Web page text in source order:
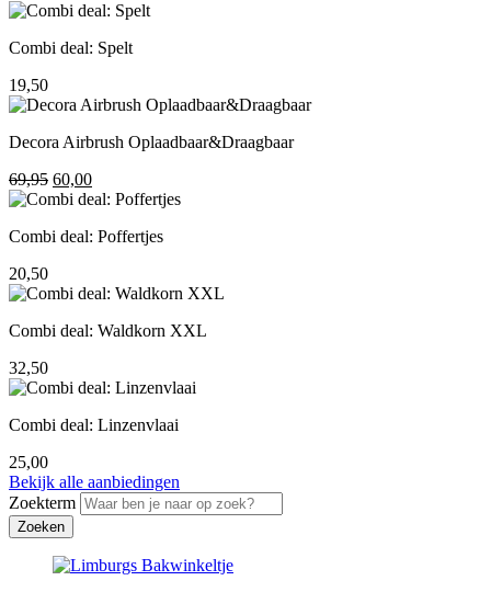
prijs
195,00.
prijs
155,00.
Combi deal: Spelt
19,50
Decora Airbrush Oplaadbaar&Draagbaar
69,95 Oorspronkelijke
prijs
69,95.
60,00Huidige
prijs
60,00.
Combi deal: Poffertjes
20,50
Combi deal: Waldkorn XXL
32,50
Combi deal: Linzenvlaai
25,00
Bekijk alle aanbiedingen
Zoekterm